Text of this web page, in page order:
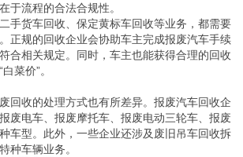
于流程的合法合规性。
手货车回收、保定黄标车回收等业务，都需要
正规的回收企业会协助车主完成报废汽车手续
合相关规定。同时，车主也能获得合理的回收
菜价”。
回收的处理方式也有所差异。报废汽车回收企
废电车、报废摩托车、报废电动三轮车、报废
车型。此外，一些企业还涉及废旧吊车回收拆
种车辆业务。